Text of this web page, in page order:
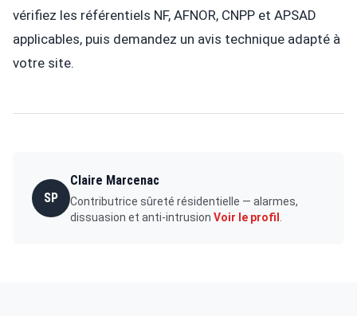
vérifiez les référentiels NF, AFNOR, CNPP et APSAD
applicables, puis demandez un avis technique adapté à
votre site.
SP
Claire Marcenac
Contributrice sûreté résidentielle — alarmes,
dissuasion et anti-intrusion Voir le profil